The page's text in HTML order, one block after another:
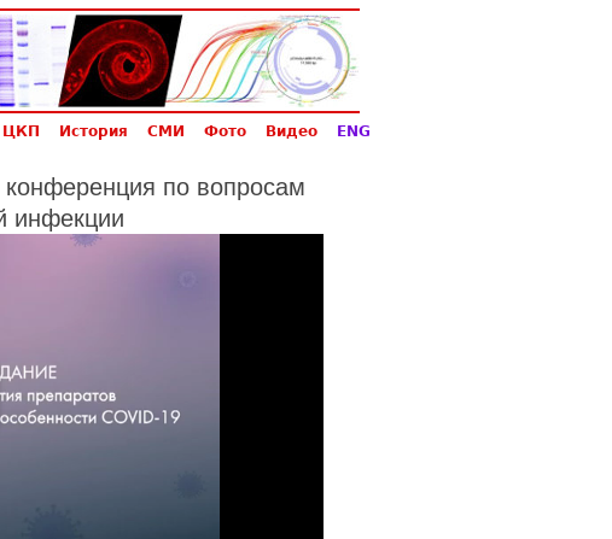
ЦКП История СМИ Фото Видео ENG
по вопросам
инфекции